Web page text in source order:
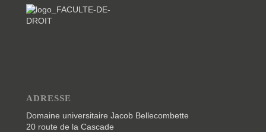
ADRESSE
Domaine universitaire Jacob Bellecombette
20 route de la Cascade